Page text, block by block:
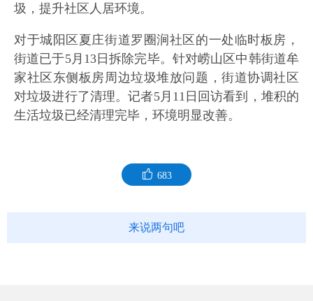
圾，提升社区人居环境。
对于城阳区夏庄街道罗圈涧社区的一处临时板房，
街道已于5月13日拆除完毕。针对崂山区中韩街道牟
家社区东侧板房周边垃圾堆放问题，街道协调社区
对垃圾进行了清理。记者5月11日回访看到，堆积的
生活垃圾已经清理完毕，环境明显改善。
683
来说两句吧